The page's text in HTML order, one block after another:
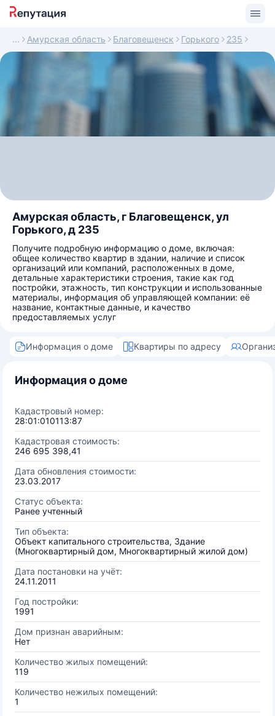
Амурская область Благовещенск Горького 235
Амурская область, г Благовещенск, ул
Горького, д 235
Получите подробную информацию о доме, включая:
общее количество квартир в здании, наличие и список
организаций или компаний, расположенных в доме,
детальные характеристики строения, такие как год
постройки, этажность, тип конструкции и использованные
материалы, информация об управляющей компании: её
название, контактные данные, и качество
предоставляемых услуг
Информация о доме Квартиры по адресу
Информация о доме
Кадастровый номер:
28:01:010113:87
Кадастровая стоимость:
246 695 398,41
Дата обновления стоимости:
23.03.2017
Статус объекта:
Ранее учтенный
Тип объекта:
Объект капитального строительства, Здание
(Многоквартирный дом, Многоквартирный жилой дом)
Дата постановки на учёт:
24.11.2011
Год постройки:
1991
Дом признан аварийным:
Нет
Количество жилых помещений:
119
Количество нежилых помещений:
1